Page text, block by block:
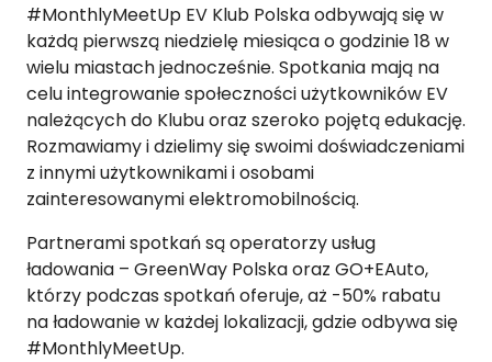
#MonthlyMeetUp EV Klub Polska odbywają się w
każdą pierwszą niedzielę miesiąca o godzinie 18 w
wielu miastach jednocześnie. Spotkania mają na
celu integrowanie społeczności użytkowników EV
należących do Klubu oraz szeroko pojętą edukację.
Rozmawiamy i dzielimy się swoimi doświadczeniami
z innymi użytkownikami i osobami
zainteresowanymi elektromobilnością.
Partnerami spotkań są operatorzy usług
ładowania – GreenWay Polska oraz GO+EAuto,
którzy podczas spotkań oferuje, aż -50% rabatu
na ładowanie w każdej lokalizacji, gdzie odbywa się
#MonthlyMeetUp.